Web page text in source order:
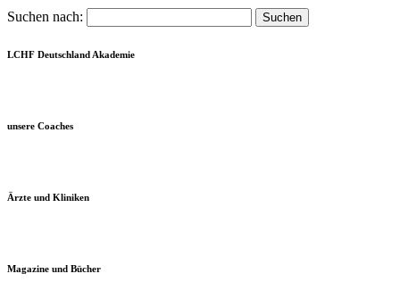
Suchen nach:
LCHF Deutschland Akademie
unsere Coaches
Ärzte und Kliniken
Magazine und Bücher